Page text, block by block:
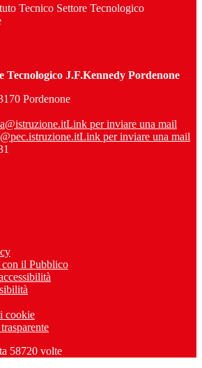
Tecnico Settore Tecnologico
Tecnologico J.F.Kennedy Pordenone
Pordenone
Link per inviare una mail
Link per inviare una mail
il Pubblico
cookie
58720 volte